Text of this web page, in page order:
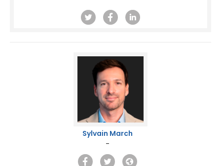
Sylvain March
-